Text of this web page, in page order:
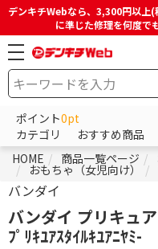
デンキチWebなら、3,300円以上
に準じた修理を何度で
ポイント0pt
カテゴリ
おすすめ商品
HOME
商品一覧ページ
おもちゃ（女児向け）
バンダイ
バンダイ プリキュ
ﾌﾟﾘｷﾕｱｽﾀｲﾙｷﾕｱﾆﾔﾐ-